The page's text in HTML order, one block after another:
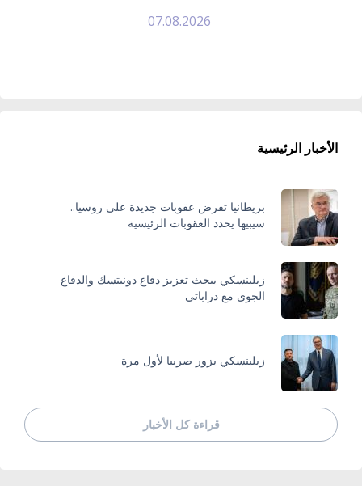
07.08.2026
الأخبار الرئيسية
بريطانيا تفرض عقوبات جديدة على روسيا..
سيبيها يحدد العقوبات الرئيسية
زيلينسكي يبحث تعزيز دفاع دونيتسك والدفاع
الجوي مع دراباتي
زيلينسكي يزور صربيا لأول مرة
قراءة كل الأخبار